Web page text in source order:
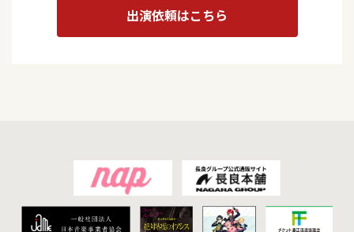
出演依頼はこちら